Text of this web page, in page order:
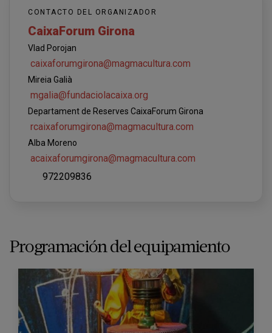
CONTACTO DEL ORGANIZADOR
CaixaForum Girona
Vlad Porojan
caixaforumgirona@magmacultura.com
Mireia Galià
mgalia@fundaciolacaixa.org
Departament de Reserves CaixaForum Girona
rcaixaforumgirona@magmacultura.com
Alba Moreno
acaixaforumgirona@magmacultura.com
972209836
Programación del equipamiento